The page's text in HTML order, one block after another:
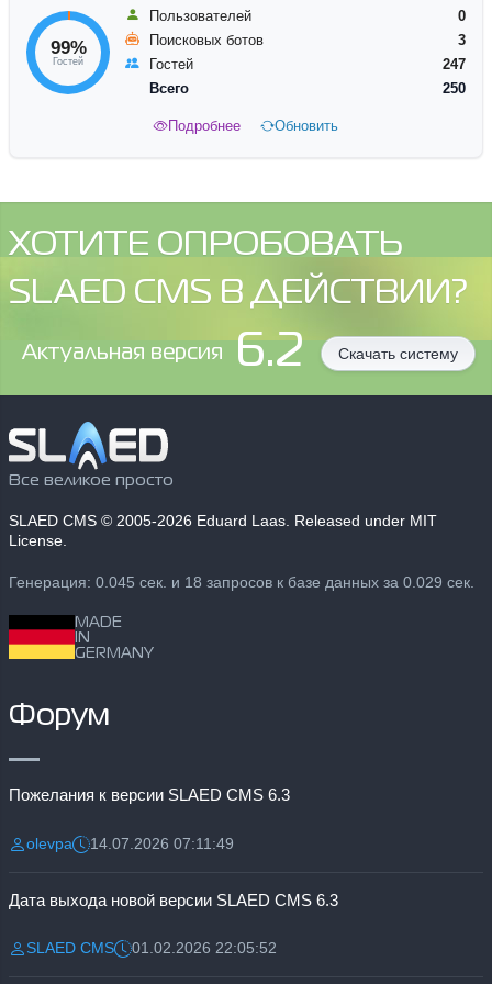
99%
Гостей
Пользователей
0
Поисковых ботов
3
Гостей
247
Всего
250
Подробнее Обновить
ХОТИТЕ ОПРОБОВАТЬ
SLAED CMS В ДЕЙСТВИИ?
Aктуальная версия 6.2 Скачать систему
Все великое просто
SLAED CMS © 2005-2026 Eduard Laas. Released under MIT
License.
Генерация: 0.045 сек. и 18 запросов к базе данных за 0.029 сек.
MADE
IN
GERMANY
Форум
Пожелания к версии SLAED CMS 6.3
Разместил:
olevpaДата:14.07.2026 07:11:49
Дата выхода новой версии SLAED CMS 6.3
Разместил:
SLAED CMSДата:01.02.2026 22:05:52